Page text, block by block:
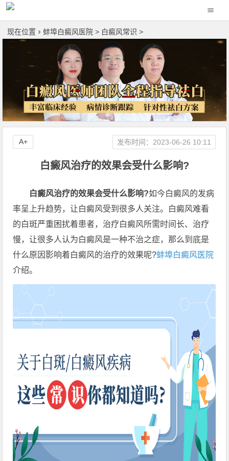
现在位置 蚌埠白癜风医院 > 白癜风常识 >
白癜风治疗的效果会受什么影响?
发布时间：2023-06-26 10:11
A+
白癜风治疗的效果会受什么影响?如今白癜风的发病
率呈上升趋势，让白癜风受到很多人关注。白癜风难看
的白斑严重困扰着患者，治疗白癜风所需时间长、治疗
慢，让很多人认为白癜风是一种不治之症，那么到底是
什么原因影响着白癜风的治疗的效果呢?蚌埠白癜风医院
介绍。